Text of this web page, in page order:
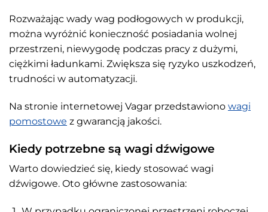
Rozważając wady wag podłogowych w produkcji,
można wyróżnić konieczność posiadania wolnej
przestrzeni, niewygodę podczas pracy z dużymi,
ciężkimi ładunkami. Zwiększa się ryzyko uszkodzeń,
trudności w automatyzacji.
Na stronie internetowej Vagar przedstawiono wagi
pomostowe z gwarancją jakości.
Kiedy potrzebne są wagi dźwigowe
Warto dowiedzieć się, kiedy stosować wagi
dźwigowe. Oto główne zastosowania: